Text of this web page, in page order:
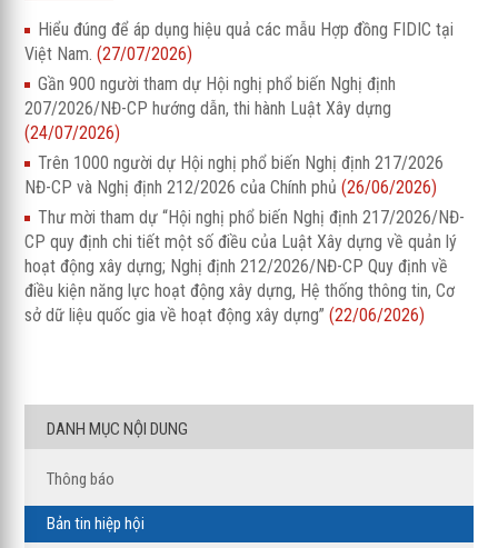
Hiểu đúng để áp dụng hiệu quả các mẫu Hợp đồng FIDIC tại
Việt Nam.(27/07/2026)
Gần 900 người tham dự Hội nghị phổ biến Nghị định
207/2026/NĐ-CP hướng dẫn, thi hành Luật Xây dựng
(24/07/2026)
Trên 1000 người dự Hội nghị phổ biến Nghị định 217/2026
NĐ-CP và Nghị định 212/2026 của Chính phủ(26/06/2026)
Thư mời tham dự “Hội nghị phổ biến Nghị định 217/2026/NĐ-
CP quy định chi tiết một số điều của Luật Xây dựng về quản lý
hoạt động xây dựng; Nghị định 212/2026/NĐ-CP Quy định về
điều kiện năng lực hoạt động xây dựng, Hệ thống thông tin, Cơ
sở dữ liệu quốc gia về hoạt động xây dựng”(22/06/2026)
DANH MỤC NỘI DUNG
Thông báo
Bản tin hiệp hội